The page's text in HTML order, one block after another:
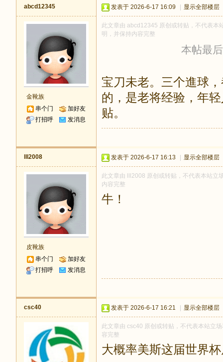
abcd12345
金靴族
串个门
加好友
打招呼
发消息
发表于 2026-6-17 16:09 显示全部楼层
此文章由 abcd12345 原创或转贴，不代表本
明，并保持内容完整
本帖最
宝刀未老。三个進球
的，是老将经验，年
贴。
lll2008
皮靴族
串个门
加好友
打招呼
发消息
发表于 2026-6-17 16:13 显示全部楼层
此文章由 lll2008 原创或转贴，不代表本站立
内容完整
牛！
csc40 发表于 2026-6-17 16:21 显示全部楼层
此文章由 csc40 原创或转贴，不代表本站立
容完整
大概率美斯这届世界